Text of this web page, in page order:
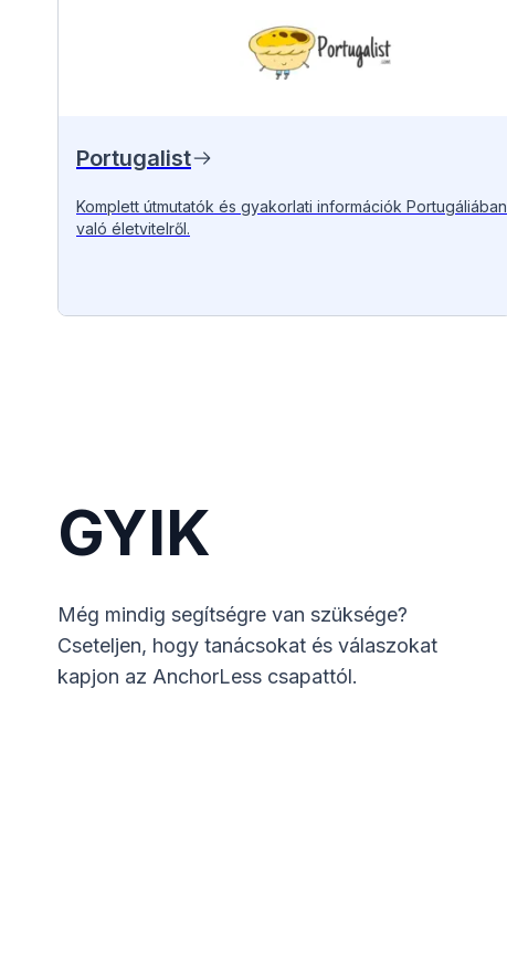
Portugalist
Komplett útmutatók és gyakorlati információk Portugáliában
való életvitelről.
GYIK
Még mindig segítségre van szüksége?
Cseteljen, hogy tanácsokat és válaszokat
kapjon az AnchorLess csapattól.